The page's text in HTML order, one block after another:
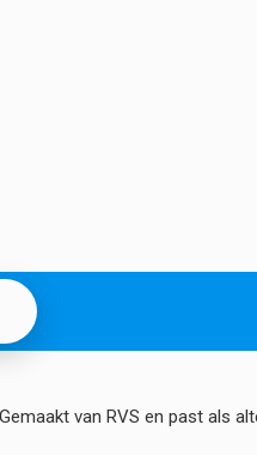
van RVS en past als